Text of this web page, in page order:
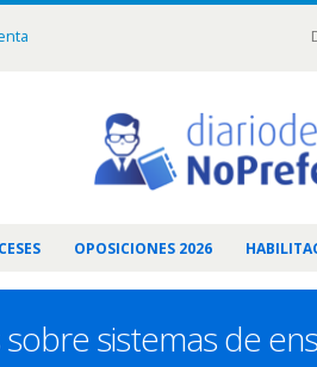
CESES OPOSICIONES 2026
sistemas de